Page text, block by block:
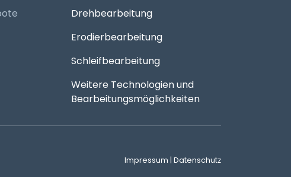
Drehbearbeitung
Erodierbearbeitung
Schleifbearbeitung
Weitere Technologien und
Bearbeitungsmöglichkeiten
Impressum | Datenschutz